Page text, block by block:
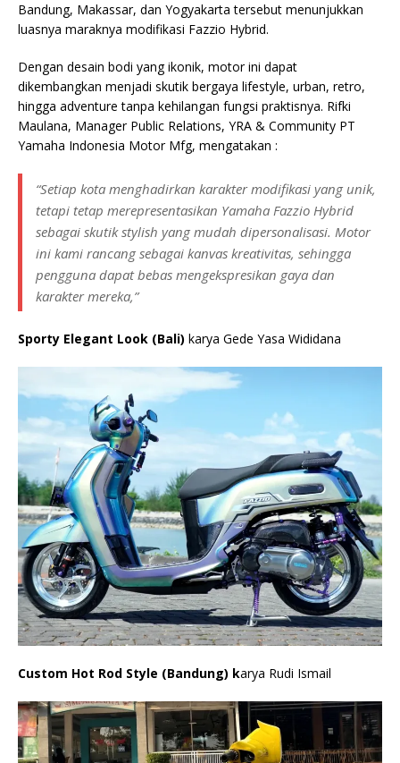
Bandung, Makassar, dan Yogyakarta tersebut menunjukkan
luasnya maraknya modifikasi Fazzio Hybrid.
Dengan desain bodi yang ikonik, motor ini dapat
dikembangkan menjadi skutik bergaya lifestyle, urban, retro,
hingga adventure tanpa kehilangan fungsi praktisnya. Rifki
Maulana, Manager Public Relations, YRA & Community PT
Yamaha Indonesia Motor Mfg, mengatakan :
“Setiap kota menghadirkan karakter modifikasi yang unik,
tetapi tetap merepresentasikan Yamaha Fazzio Hybrid
sebagai skutik stylish yang mudah dipersonalisasi. Motor
ini kami rancang sebagai kanvas kreativitas, sehingga
pengguna dapat bebas mengekspresikan gaya dan
karakter mereka,”
Sporty Elegant Look (Bali) karya Gede Yasa Wididana
Custom Hot Rod Style (Bandung) karya Rudi Ismail